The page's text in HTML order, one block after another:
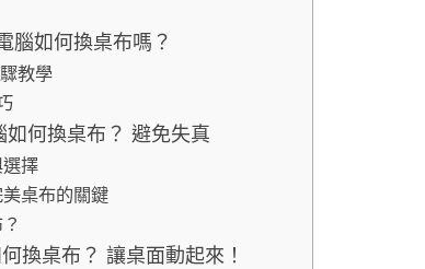
腦如何換桌布嗎？
教學
如何換桌布？ 避免失真
擇
桌布的關鍵
換桌布？ 讓桌面動起來！